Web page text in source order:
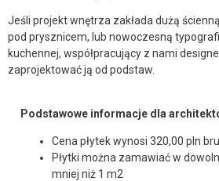
Jeśli projekt wnętrza zakłada dużą
pod prysznicem, lub nowoczesną
kuchennej, współpracujący z nami
zaprojektować ją od podstaw.
Podstawowe informacje dla
Cena płytek wynosi 320,00 pln
Płytki można zamawiać w
mniej niż 1 m2